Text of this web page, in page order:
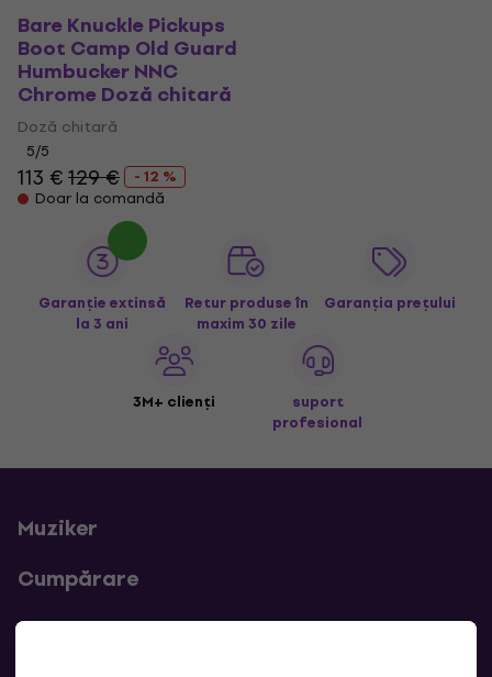
Bare Knuckle Pickups
Boot Camp Old Guard
Humbucker NNC
Chrome Doză chitară
Doză chitară
5/5
113 €129 €
- 12 %
Doar la comandă
Garanție extinsă
la 3 ani
Retur produse în
maxim 30 zile
Garanția prețului
3M+ clienți
suport
profesional
Muziker
Cumpărare
Linkuri utile